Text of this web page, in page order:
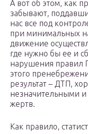
А вот об этом, как
забывают,
нас все под
при минимальных
движение
где нужно бы ее и
нарушения правил
этого
результат – ДТП,
незначительными и
жертв.
Как правило,